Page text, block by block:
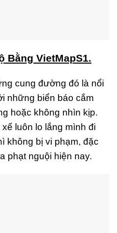
Bằng VietMapS1.
cung đường đó là nổi
những biển báo cắm
hoặc không nhìn kịp.
luôn lo lắng mình đi
không bị vi phạm, đặc
phạt nguội hiện nay.